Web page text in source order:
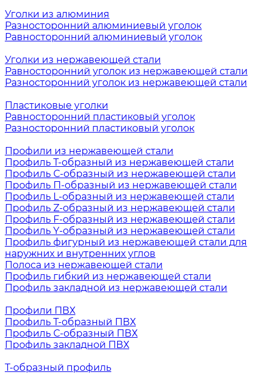
Уголки из алюминия
Разносторонний алюминиевый уголок
Равносторонний алюминиевый уголок
Уголки из нержавеющей стали
Равносторонний уголок из нержавеющей стали
Разносторонний уголок из нержавеющей стали
Пластиковые уголки
Равносторонний пластиковый уголок
Разносторонний пластиковый уголок
Профили из нержавеющей стали
Профиль Т-образный из нержавеющей стали
Профиль С-образный из нержавеющей стали
Профиль П-образный из нержавеющей стали
Профиль L-образный из нержавеющей стали
Профиль Z-образный из нержавеющей стали
Профиль F-образный из нержавеющей стали
Профиль Y-образный из нержавеющей стали
Профиль фигурный из нержавеющей стали для
наружних и внутренних углов
Полоса из нержавеющей стали
Профиль гибкий из нержавеющей стали
Профиль закладной из нержавеющей стали
Профили ПВХ
Профиль Т-образный ПВХ
Профиль С-образный ПВХ
Профиль закладной ПВХ
Т-образный профиль